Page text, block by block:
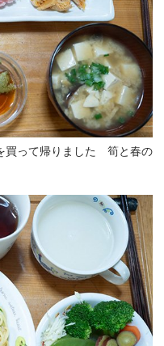
買って帰りました 筍と春の